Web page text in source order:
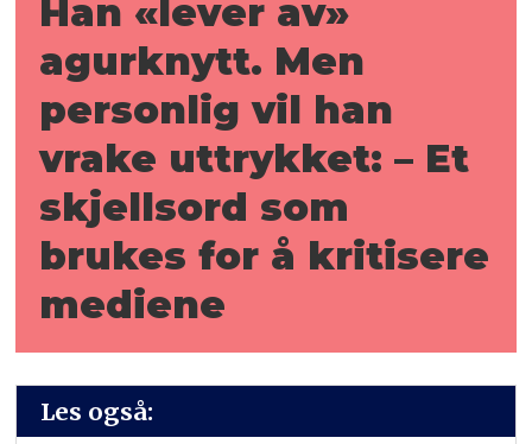
Han «lever av»
agurknytt. Men
personlig vil han
vrake uttrykket: – Et
skjellsord som
brukes for å kritisere
mediene
Les også: